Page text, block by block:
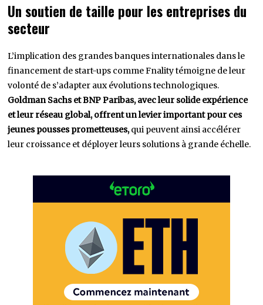
Un soutien de taille pour les entreprises du
secteur
L’implication des grandes banques internationales dans le
financement de start-ups comme Fnality témoigne de leur
volonté de s’adapter aux évolutions technologiques.
Goldman Sachs et BNP Paribas, avec leur solide expérience
et leur réseau global, offrent un levier important pour ces
jeunes pousses prometteuses, qui peuvent ainsi accélérer
leur croissance et déployer leurs solutions à grande échelle.